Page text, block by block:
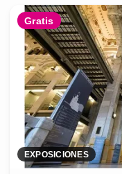
Gratis
EXPOSICIONES